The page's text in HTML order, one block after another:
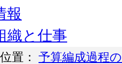
報
織と仕事
置： 予算編成過程